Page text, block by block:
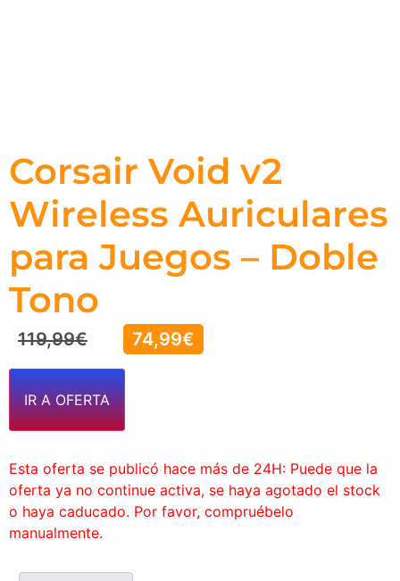
Corsair Void v2
Wireless Auriculares
para Juegos – Doble
Tono
119,99€ 74,99€
IR A OFERTA
Esta oferta se publicó hace más de 24H: Puede que la
oferta ya no continue activa, se haya agotado el stock
o haya caducado. Por favor, compruébelo
manualmente.